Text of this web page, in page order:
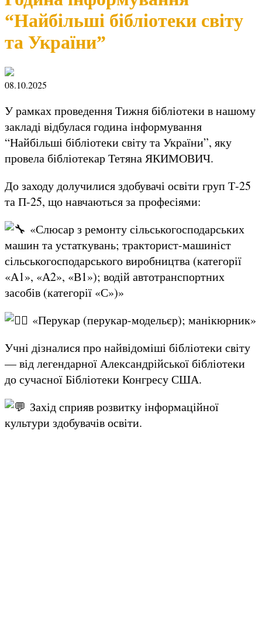
“Найбільші бібліотеки світу
та України”
08.10.2025
У рамках проведення Тижня бібліотеки в нашому
закладі відбулася година інформування
“Найбільші бібліотеки світу та України”, яку
провела бібліотекар Тетяна ЯКИМОВИЧ.
До заходу долучилися здобувачі освіти груп Т-25
та П-25, що навчаються за професіями:
«Слюсар з ремонту сільськогосподарських
машин та устаткувань; тракторист-машиніст
сільськогосподарського виробництва (категорії
«А1», «А2», «В1»); водій автотранспортних
засобів (категорії «С»)»
«Перукар (перукар-модельєр); манікюрник»
Учні дізналися про найвідоміші бібліотеки світу
— від легендарної Александрійської бібліотеки
до сучасної Бібліотеки Конгресу США.
Захід сприяв розвитку інформаційної
культури здобувачів освіти.